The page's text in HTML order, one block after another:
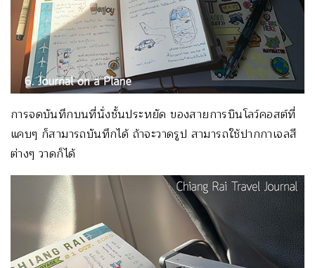
การจดบันทึกบนที่นั่งชั้นประหยัด ของสายการบินโลว์คอสต์ที่
แคบๆ ก็สามารถบันทึกได้ ถ้าจะวาดรูป สามารถใช้ปากกาเจลสี
ต่างๆ วาดก็ได้